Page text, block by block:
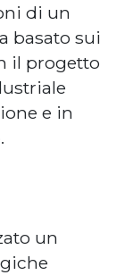
di un
basato sui
il progetto
e in
un